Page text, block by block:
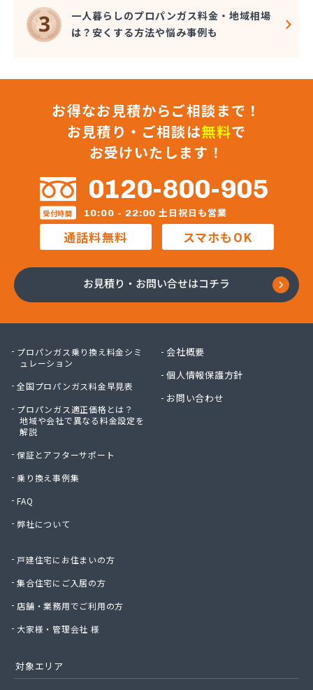
戸村商店
五味田商店
江連燃料株式会社
佐藤燃料店
佐野市エルピーガス販売協同組合
佐野燃料
細井プロパン
三愛オブリガス東日本株式会社 栃木支店 宇都宮
営業所/卸売課
三柴正雄商店
三田岱治商店
氏家高圧ガス保安センター
小篠酸素株式会社
小島不動産
小野崎燃料設備有限会社
松島ガス株式会社
上都賀プロパンガス協同組合
神山液化ガス
須田商事株式会社
星のや商店
聖火産業株式会社
西部燃料ガス株式会社
石井商店
石崎平八郎商店
赤羽根プロパンガス
赤羽燃料店
一人暮らしのプロパンガス料金・地域相場
は？安くする方法や悩み事例も
お得なお見積からご相談まで！
お見積り・ご相談は無料で
お受けいたします！
0120-800-905
受付時間 10:00 - 22:00 土日祝日も営業
通話料無料 スマホもOK
お見積り・お問い合せはコチラ
プロパンガス乗り換え料金シミ
ュレーション
全国プロパンガス料金早見表
プロパンガス適正価格とは？
地域や会社で異なる料金設定を
解説
保証とアフターサポート
乗り換え事例集
FAQ
弊社について
戸建住宅にお住まいの方
集合住宅にご入居の方
店舗・業務用でご利用の方
大家様・管理会社 様
会社概要
個人情報保護方針
お問い合わせ
対象エリア